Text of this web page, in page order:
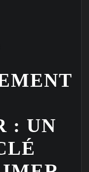
: UN